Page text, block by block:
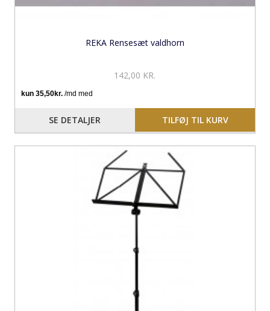
REKA Rensesæt valdhorn
142,00 KR.
SE DETALJER TILFØJ TIL KURV